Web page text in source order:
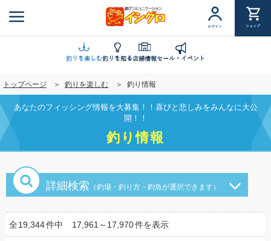
ン
に
移
動
ログイン ショップ
釣りを楽しむ釣りを知る店舗情報セール・イベント
トップページ 釣りを楽しむ 釣り情報
あなたのフィッシング情報を大募集！！喜びと悲しみをみんなに大公
開！！
釣り情報
詳細検索 （釣場・釣り方・釣魚が選択できます）
全19,344件中 17,961～17,970件を表示